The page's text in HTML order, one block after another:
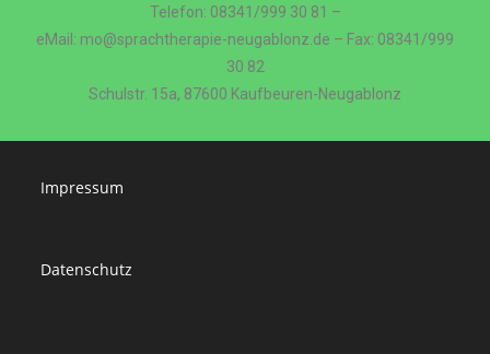
Telefon: 08341/999 30 81 –
eMail: mo@sprachtherapie-neugablonz.de – Fax: 08341/999
30 82
Schulstr. 15a, 87600 Kaufbeuren-Neugablonz
Impressum
Datenschutz